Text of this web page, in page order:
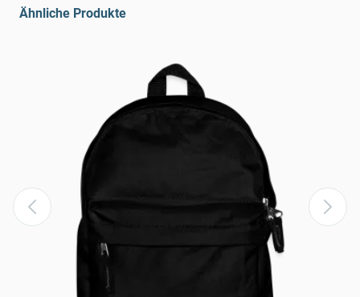
Ähnliche Produkte